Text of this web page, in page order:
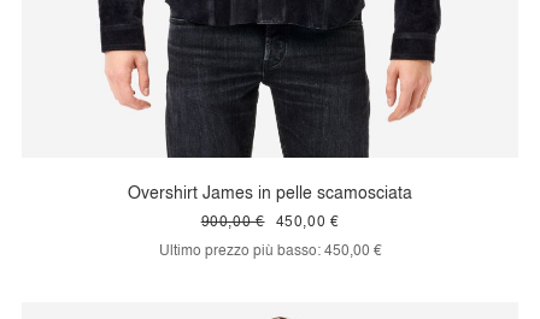
Overshirt James in pelle scamosciata
450,00 €
900,00 €
Ultimo prezzo più basso: 450,00 €